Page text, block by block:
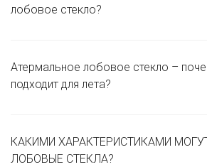
лобовое стекло?
Атермальное лобовое стекло –
подходит для лета?
КАКИМИ ХАРАКТЕРИСТИКАМИ
ЛОБОВЫЕ СТЕКЛА?